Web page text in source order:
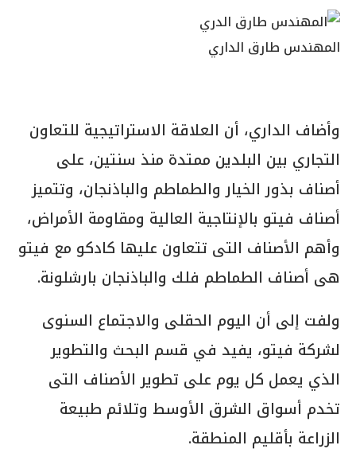
المهندس طارق الداري
وأضاف الداري، أن العلاقة الاستراتيجية للتعاون
التجاري بين البلدين ممتدة منذ سنتين، على
أصناف بذور الخيار والطماطم والباذنجان، وتتميز
أصناف فيتو بالإنتاجية العالية ومقاومة الأمراض،
وأهم الأصناف التى تتعاون عليها كادكو مع فيتو
هى أصناف الطماطم فلك والباذنجان بارشلونة.
ولفت إلى أن اليوم الحقلى والاجتماع السنوى
لشركة فيتو، يفيد في قسم البحث والتطوير
الذي يعمل كل يوم على تطوير الأصناف التى
تخدم أسواق الشرق الأوسط وتلائم طبيعة
الزراعة بأقليم المنطقة.